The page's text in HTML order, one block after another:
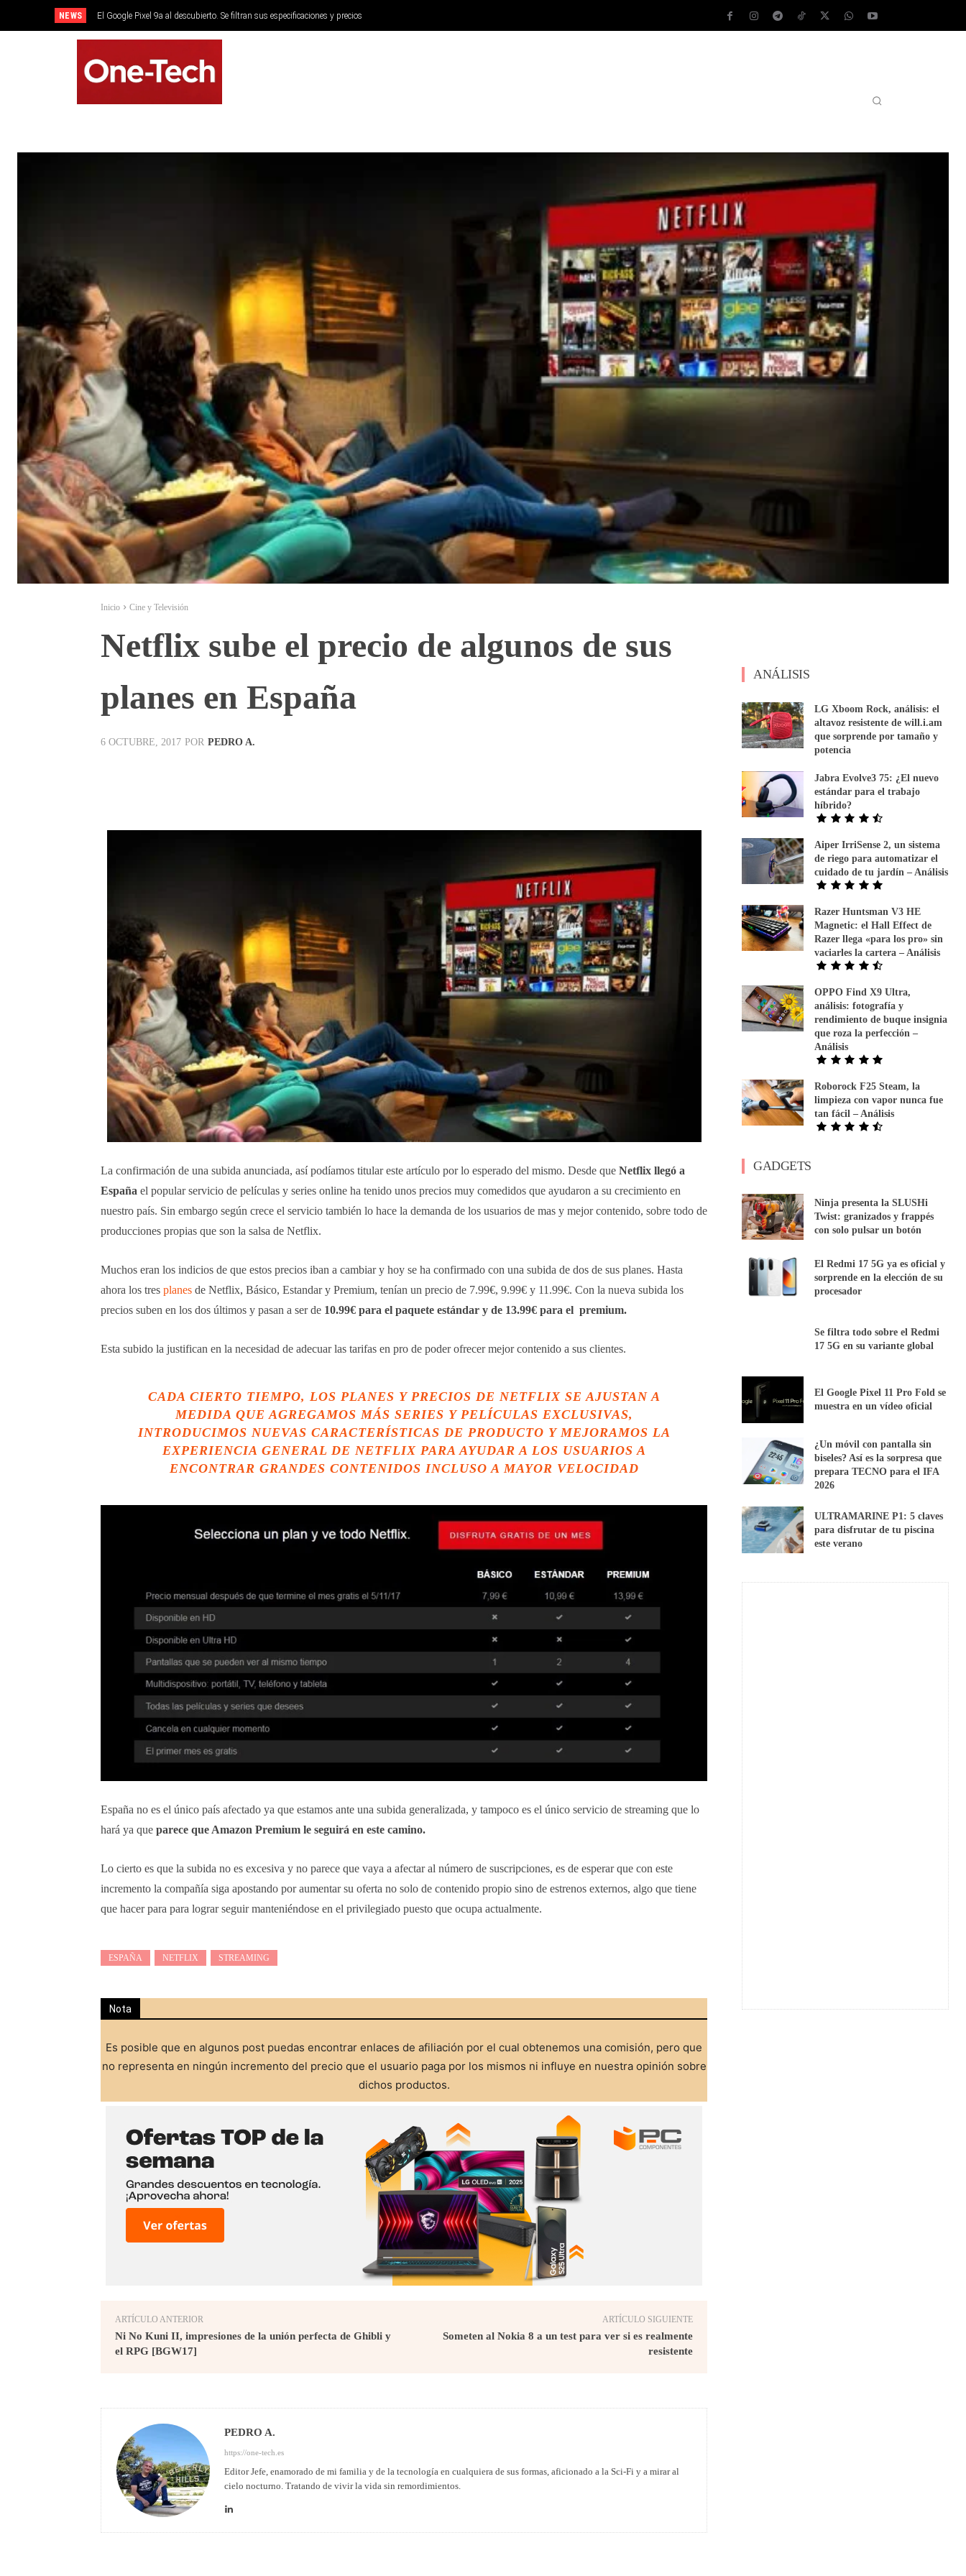
NEWS El Google Pixel 9a al descubierto. Se filtran sus especificaciones y precios
Inicio Cine y Televisión
Netflix sube el precio de algunos de sus
planes en España
6 OCTUBRE, 2017 POR PEDRO A.
La confirmación de una subida anunciada, así podíamos titular este artículo por lo esperado del mismo. Desde que Netflix llegó a
España el popular servicio de películas y series online ha tenido unos precios muy comedidos que ayudaron a su crecimiento en
nuestro país. Sin embargo según crece el servicio también lo hace la demanda de los usuarios de mas y mejor contenido, sobre todo de
producciones propias que son la salsa de Netflix.
Muchos eran los indicios de que estos precios iban a cambiar y hoy se ha confirmado con una subida de dos de sus planes. Hasta
ahora los tres planes de Netflix, Básico, Estandar y Premium, tenían un precio de 7.99€, 9.99€ y 11.99€. Con la nueva subida los
precios suben en los dos últimos y pasan a ser de 10.99€ para el paquete estándar y de 13.99€ para el premium.
Esta subido la justifican en la necesidad de adecuar las tarifas en pro de poder ofrecer mejor contenido a sus clientes.
CADA CIERTO TIEMPO, LOS PLANES Y PRECIOS DE NETFLIX SE AJUSTAN A
MEDIDA QUE AGREGAMOS MÁS SERIES Y PELÍCULAS EXCLUSIVAS,
INTRODUCIMOS NUEVAS CARACTERÍSTICAS DE PRODUCTO Y MEJORAMOS LA
EXPERIENCIA GENERAL DE NETFLIX PARA AYUDAR A LOS USUARIOS A
ENCONTRAR GRANDES CONTENIDOS INCLUSO A MAYOR VELOCIDAD
España no es el único país afectado ya que estamos ante una subida generalizada, y tampoco es el único servicio de streaming que lo
hará ya que parece que Amazon Premium le seguirá en este camino.
Lo cierto es que la subida no es excesiva y no parece que vaya a afectar al número de suscripciones, es de esperar que con este
incremento la compañía siga apostando por aumentar su oferta no solo de contenido propio sino de estrenos externos, algo que tiene
que hacer para para lograr seguir manteniéndose en el privilegiado puesto que ocupa actualmente.
ESPAÑA NETFLIX STREAMING
Nota
Es posible que en algunos post puedas encontrar enlaces de afiliación por el cual obtenemos una comisión, pero que
no representa en ningún incremento del precio que el usuario paga por los mismos ni influye en nuestra opinión sobre
dichos productos.
ARTÍCULO ANTERIOR
Ni No Kuni II, impresiones de la unión perfecta de Ghibli y
el RPG [BGW17]
ARTÍCULO SIGUIENTE
Someten al Nokia 8 a un test para ver si es realmente
resistente
PEDRO A.
https://one-tech.es
Editor Jefe, enamorado de mi familia y de la tecnología en cualquiera de sus formas, aficionado a la Sci-Fi y a mirar al
cielo nocturno. Tratando de vivir la vida sin remordimientos.
ANÁLISIS
LG Xboom Rock, análisis: el
altavoz resistente de will.i.am
que sorprende por tamaño y
potencia
Jabra Evolve3 75: ¿El nuevo
estándar para el trabajo
híbrido?
Aiper IrriSense 2, un sistema
de riego para automatizar el
cuidado de tu jardín – Análisis
Razer Huntsman V3 HE
Magnetic: el Hall Effect de
Razer llega «para los pro» sin
vaciarles la cartera – Análisis
OPPO Find X9 Ultra,
análisis: fotografía y
rendimiento de buque insignia
que roza la perfección –
Análisis
Roborock F25 Steam, la
limpieza con vapor nunca fue
tan fácil – Análisis
GADGETS
Ninja presenta la SLUSHi
Twist: granizados y frappés
con solo pulsar un botón
El Redmi 17 5G ya es oficial y
sorprende en la elección de su
procesador
Se filtra todo sobre el Redmi
17 5G en su variante global
El Google Pixel 11 Pro Fold se
muestra en un vídeo oficial
¿Un móvil con pantalla sin
biseles? Así es la sorpresa que
prepara TECNO para el IFA
2026
ULTRAMARINE P1: 5 claves
para disfrutar de tu piscina
este verano